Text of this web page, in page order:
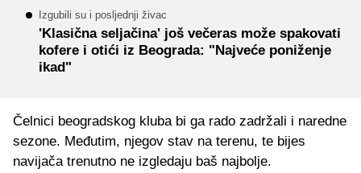
Izgubili su i posljednji živac
'Klasična seljačina' još večeras može spakovati
kofere i otići iz Beograda: "Najveće poniženje
ikad"
Čelnici beogradskog kluba bi ga rado zadržali i naredne
sezone. Međutim, njegov stav na terenu, te bijes
navijača trenutno ne izgledaju baš najbolje.